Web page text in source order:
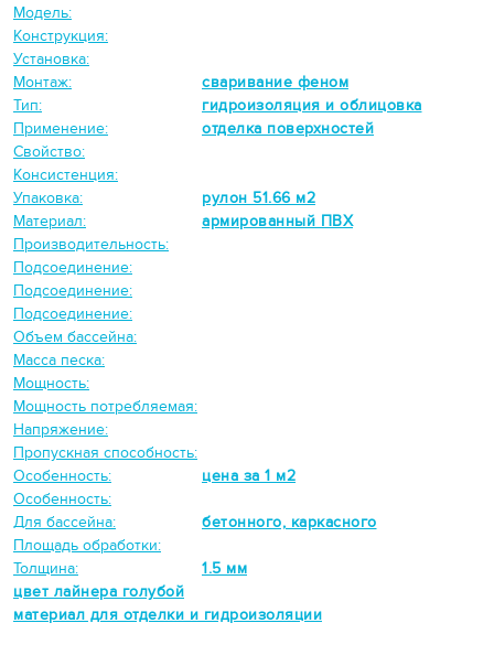
Модель:
Конструкция:
Установка:
Монтаж:
сваривание феном
Тип:
гидроизоляция и облицовка
Применение:
отделка поверхностей
Свойство:
Консистенция:
Упаковка:
рулон 51.66 м2
Материал:
армированный ПВХ
Производительность:
Подсоединение:
Подсоединение:
Подсоединение:
Объем бассейна:
Масса песка:
Мощность:
Мощность потребляемая:
Напряжение:
Пропускная способность:
Особенность:
цена за 1 м2
Особенность:
Для бассейна:
бетонного, каркасного
Площадь обработки:
Толщина:
1.5 мм
цвет лайнера голубой
материал для отделки и гидроизоляции